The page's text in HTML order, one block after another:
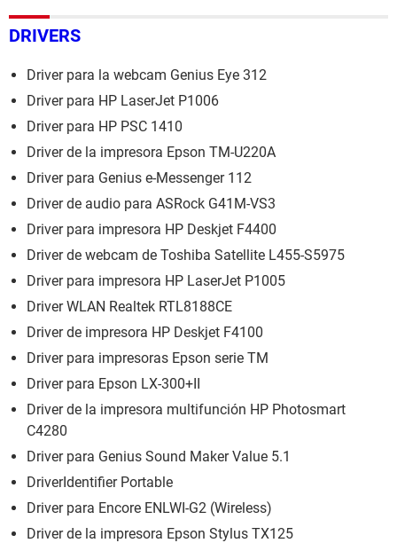
DRIVERS
Driver para la webcam Genius Eye 312
Driver para HP LaserJet P1006
Driver para HP PSC 1410
Driver de la impresora Epson TM-U220A
Driver para Genius e-Messenger 112
Driver de audio para ASRock G41M-VS3
Driver para impresora HP Deskjet F4400
Driver de webcam de Toshiba Satellite L455-S5975
Driver para impresora HP LaserJet P1005
Driver WLAN Realtek RTL8188CE
Driver de impresora HP Deskjet F4100
Driver para impresoras Epson serie TM
Driver para Epson LX-300+II
Driver de la impresora multifunción HP Photosmart
C4280
Driver para Genius Sound Maker Value 5.1
DriverIdentifier Portable
Driver para Encore ENLWI-G2 (Wireless)
Driver de la impresora Epson Stylus TX125